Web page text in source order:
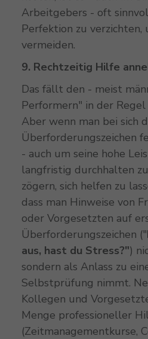
Arbeitgebers - oft
Perfektion zu verzichten,
vermeiden.
9. Rechtzeitig Hilfe
Das fällt den - meist
Performern" in der Regel
Aber wenn man bei sich
Überforderungszeichen
- auch um seine hohe
langfristig durchhalten
zögern, sich helfen zu
dass man Hinweise von
oder Vorgesetzten auf
Überforderungszeichen ("
aus, hast du Stress?")
sondern als Anlass zu
Selbstprüfung nimmt.
Kollegen und
Menge professioneller
(Zeitmanagementkurse,